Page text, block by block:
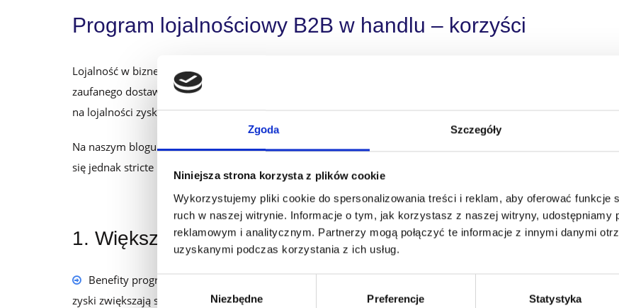
Zgoda Szczegóły
Niniejsza strona korzysta z plików cookie
Wykorzystujemy pliki cookie do spersonalizowania treści i reklam, aby oferować funkcje
ruch w naszej witrynie. Informacje o tym, jak korzystasz z naszej witryny, udostępniamy
reklamowym i analitycznym. Partnerzy mogą połączyć te informacje z innymi danymi
uzyskanymi podczas korzystania z ich usług.
Wybór
zgody
Niezbędne Preferencje Statystyka
Program lojalnościowy B2B w handlu – korzyści
Lojalność w biznesie to obustronne korzyści. Twoja firma może zyskać większe i stabilniejsze przychody, a
zaufanego dostawcę oraz często korzystniejsze warunki transakcji i dodatkowe profity (np. nagrody rzeczowe).
na lojalności zyskują obie strony, to dlaczego by nie wzmocnić jej poprzez program lojalnościowy?
Na naszym blogu możesz już znaleźć artykuł, w którym omawiamy
się jednak stricte na tym, co możesz zyskać jako
1. Większe zyski
Benefity programu lojalnościowego zachęcają klientów do większych i częstszych zamówień. W efekcie Twoje
zyski zwiększają się bez dodatkowych nakładów na marketing i zatrudniania nowych handlowców.